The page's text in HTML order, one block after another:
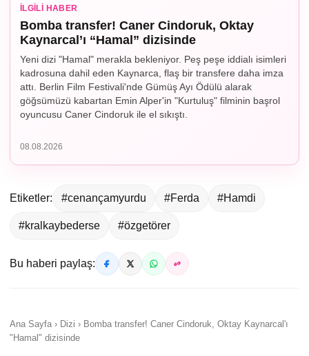
İLGILI HABER
Bomba transfer! Caner Cindoruk, Oktay
Kaynarcal’ı “Hamal” dizisinde
Yeni dizi "Hamal" merakla bekleniyor. Peş peşe iddialı isimleri
kadrosuna dahil eden Kaynarca, flaş bir transfere daha imza
attı. Berlin Film Festivali'nde Gümüş Ayı Ödülü alarak
göğsümüzü kabartan Emin Alper'in "Kurtuluş" filminin başrol
oyuncusu Caner Cindoruk ile el sıkıştı.
08.08.2026
Etiketler: #cenançamyurdu #Ferda #Hamdi
#kralkaybederse #özgetörer
Bu haberi paylaş:
Ana Sayfa › Dizi › Bomba transfer! Caner Cindoruk, Oktay Kaynarcal'ı
"Hamal" dizisinde